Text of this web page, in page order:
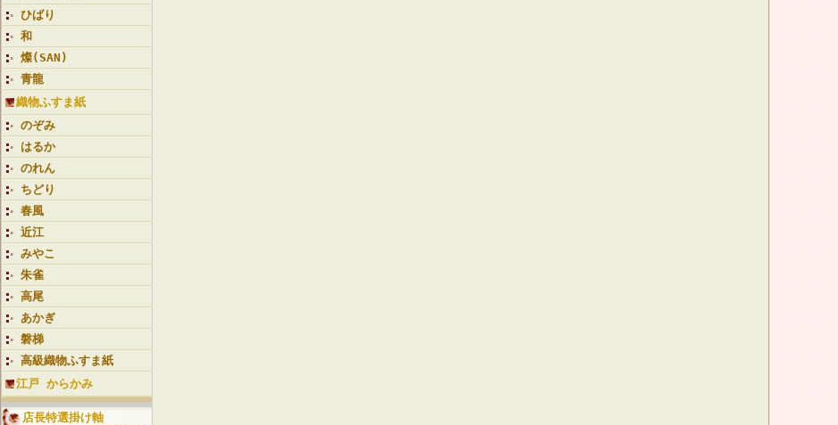
ひばり
和
燦(SAN)
青龍
織物ふすま紙
のぞみ
はるか
のれん
ちどり
春風
近江
みやこ
朱雀
高尾
あかぎ
磐梯
高級織物ふすま紙
江戸 からかみ
店長特選掛け軸